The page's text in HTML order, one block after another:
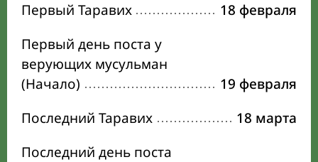
Первый Таравих
18 февраля
Первый день поста у
верующих мусульман
(Начало)
19 февраля
Последний Таравих
18 марта
Последний день поста